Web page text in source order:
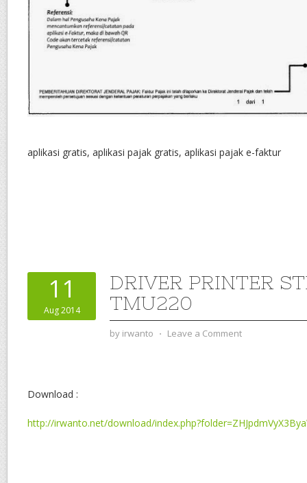
aplikasi gratis, aplikasi pajak gratis, aplikasi pajak e-faktur
11
Aug 2014
DRIVER PRINTER
TMU220
by irwanto ⋅ Leave a Comment
Download :
http://irwanto.net/download/